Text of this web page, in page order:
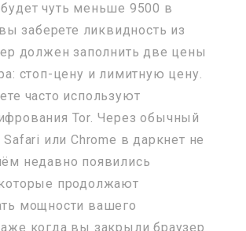
чуть меньше 9500 в
заберете ликвидность из
должен заполнить две цены
стоп-цену и лимитную цену.
часто используют
Tor. Через обычный
или Chrome в даркнет не
недавно появились
продолжают
мощности вашего
когда вы закрыли браузер